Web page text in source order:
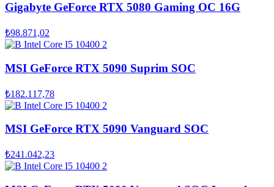
Gigabyte GeForce RTX 5080 Gaming OC 16G
₺98.871,02
MSI GeForce RTX 5090 Suprim SOC
₺182.117,78
MSI GeForce RTX 5090 Vanguard SOC
₺241.042,23